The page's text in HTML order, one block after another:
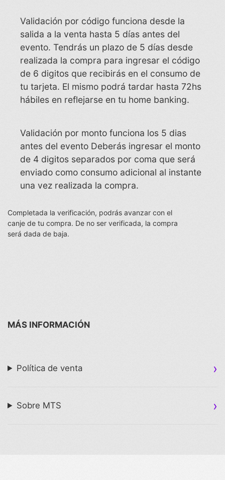
Validación por código funciona desde la
salida a la venta hasta 5 días antes del
evento. Tendrás un plazo de 5 días desde
realizada la compra para ingresar el código
de 6 digitos que recibirás en el consumo de
tu tarjeta. El mismo podrá tardar hasta 72hs
hábiles en reflejarse en tu home banking.
Validación por monto funciona los 5 dias
antes del evento Deberás ingresar el monto
de 4 digitos separados por coma que será
enviado como consumo adicional al instante
una vez realizada la compra.
Completada la verificación, podrás avanzar con el
canje de tu compra. De no ser verificada, la compra
será dada de baja.
MÁS INFORMACIÓN
Política de venta
Sobre MTS